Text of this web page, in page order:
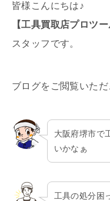
皆様こんにちは♪
【工具買取店プロツー
スタッフです。
ブログをご閲覧いた
大阪府堺市で
いかなぁ
工具の処分困